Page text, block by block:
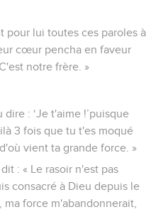
pour lui toutes ces paroles à
cœur pencha en faveur
notre frère. »
: ‘Je t'aime !’puisque
3 fois que tu t'es moqué
vient ta grande force. »
: « Le rasoir n'est pas
consacré à Dieu depuis le
force m'abandonnerait,